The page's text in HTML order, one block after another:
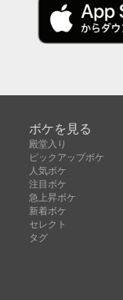
ボケを見る
殿堂入り
ピックアップボケ
人気ボケ
注目ボケ
急上昇ボケ
新着ボケ
セレクト
タグ